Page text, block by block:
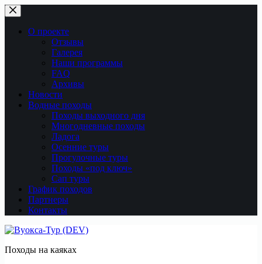
Перейти
к
сути
О проекте
Отзывы
Галерея
Наши программы
FAQ
Архивы
Новости
Водные походы
Походы выходного дня
Многодневные походы
Ладога
Осенние туры
Прогулочные туры
Походы «под ключ»
Сап туры
График походов
Партнеры
Контакты
Походы на каяках